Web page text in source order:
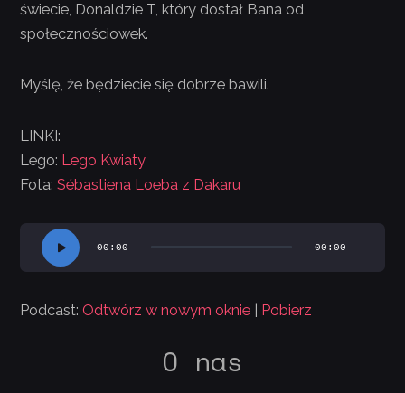
świecie, Donaldzie T, który dostał Bana od
społecznościowek.
Myślę, że będziecie się dobrze bawili.
LINKI:
Lego: Lego Kwiaty
Fota:Sébastiena Loeba z Dakaru
Odtwarzacz
plików
00:00 00:00
Podcast:Odtwórz w nowym oknie Pobierz
O nas